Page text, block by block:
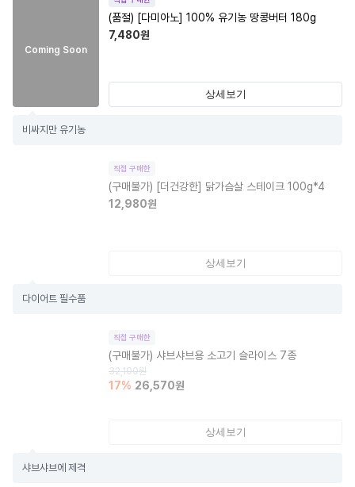
Coming Soon
(품절) [다미아노] 100% 유기농 땅콩버터 180g
7,480원
상세보기
비싸지만 유기농
직접 구매한
(구매불가) [더건강한] 닭가슴살 스테이크 100g*4
12,980원
상세보기
다이어트 필수품
직접 구매한
(구매불가) 샤브샤브용 소고기 슬라이스 7종
32,100원
17% 26,570원
상세보기
샤브샤브에 제격